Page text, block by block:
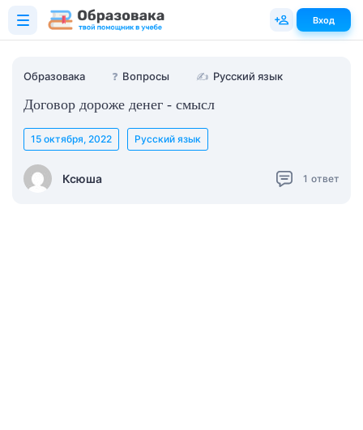
Образовака ❓ Вопросы ✍ Русский язык
Договор дороже денег - смысл
Ксюша
15 октября, 2022 Русский язык
1 ответ
Вход